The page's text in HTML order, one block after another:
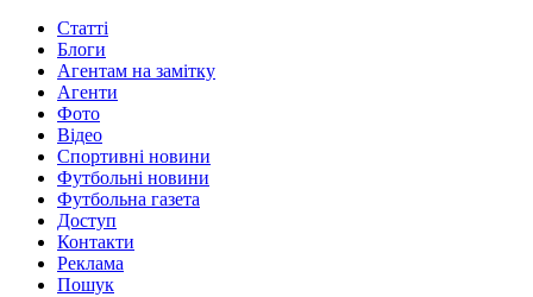
Статті
Блоги
Агентам на замітку
Агенти
Фото
Відео
Спортивні новини
Футбольні новини
Футбольна газета
Доступ
Контакти
Реклама
Пошук